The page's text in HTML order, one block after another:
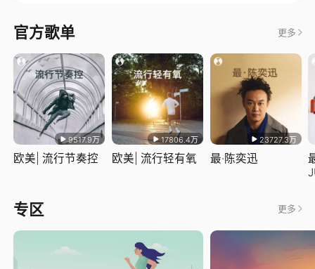
官方歌单 更多
9517.9万
欧美| 流行节奏控
17806.4万
欧美| 流行轻有氧
23727.3万
最·陈奕迅
专区 更多